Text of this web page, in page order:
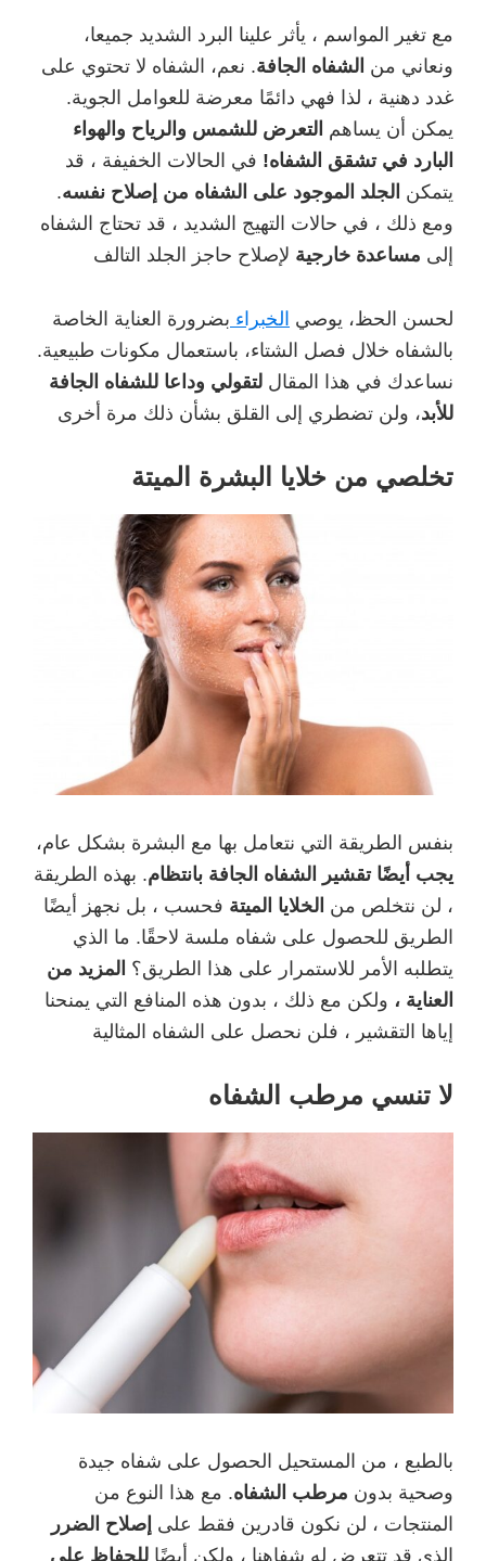
مع تغير المواسم ، يأثر علينا البرد الشديد جميعا،
ونعاني من الشفاه الجافة. نعم، الشفاه لا تحتوي على
غدد دهنية ، لذا فهي دائمًا معرضة للعوامل الجوية.
يمكن أن يساهم التعرض للشمس والرياح والهواء
البارد في تشقق الشفاه! في الحالات الخفيفة ، قد
يتمكن الجلد الموجود على الشفاه من إصلاح نفسه.
ومع ذلك ، في حالات التهيج الشديد ، قد تحتاج الشفاه
إلى مساعدة خارجية لإصلاح حاجز الجلد التالف
لحسن الحظ، يوصي الخبراء بضرورة العناية الخاصة
بالشفاه خلال فصل الشتاء، باستعمال مكونات طبيعية.
نساعدك في هذا المقال لتقولي وداعا للشفاه الجافة
للأبد، ولن تضطري إلى القلق بشأن ذلك مرة أخرى
تخلصي من خلايا البشرة الميتة
بنفس الطريقة التي نتعامل بها مع البشرة بشكل عام،
يجب أيضًا تقشير الشفاه الجافة بانتظام. بهذه الطريقة
، لن نتخلص من الخلايا الميتة فحسب ، بل نجهز أيضًا
الطريق للحصول على شفاه ملسة لاحقًا. ما الذي
يتطلبه الأمر للاستمرار على هذا الطريق؟ المزيد من
العناية ، ولكن مع ذلك ، بدون هذه المنافع التي يمنحنا
إياها التقشير ، فلن نحصل على الشفاه المثالية
لا تنسي مرطب الشفاه
بالطبع ، من المستحيل الحصول على شفاه جيدة
وصحية بدون مرطب الشفاه. مع هذا النوع من
المنتجات ، لن نكون قادرين فقط على إصلاح الضرر
الذي قد تتعرض له شفاهنا ، ولكن أيضًا للحفاظ على